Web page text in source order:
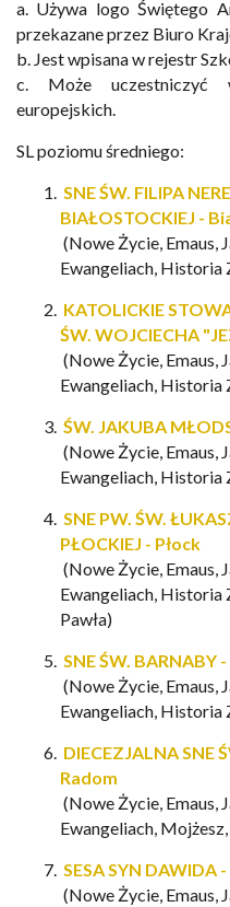
a. Używa logo Świętego
przekazaneprzez Biuro
b. Jestwpisanawrejestr
c. Może
uczestniczyć
europejskich.
SL poziomu średniego:
SNE ŚW. FILIPA
BIAŁOSTOCKIEJ -
(Nowe Życie, Emaus,
Ewangeliach ,
KATOLICKIE
ŚW. WOJCIECHA
(Nowe Życie, Emaus,
Ewangeliach , Historia
ŚW. JAKUBA
(Nowe Życie, Emaus,
Ewangeliach ,
SNE PW. ŚW.
PŁOCKIEJ - Płock
(Nowe Życie, Emaus,
Ewangeliach, Historia
Pawła)
SNE ŚW. BARNABY
(Nowe Życie, Emaus,
Ewangeliach , Historia
DIECEZJALNA SNE
Radom
(Nowe Życie, Emaus,
Ewangeliach ,
SESA SYN DAWIDA
(Nowe Życie, Emaus,